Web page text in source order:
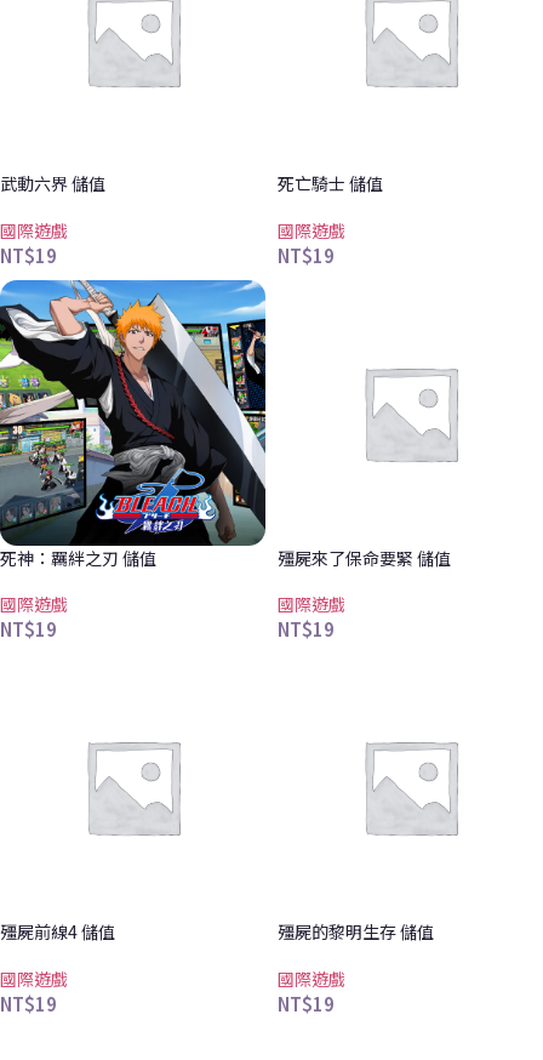
武動六界 儲值
國際遊戲
NT$19
死亡騎士 儲值
國際遊戲
NT$19
死神：羈絆之刃 儲值
國際遊戲
NT$19
殭屍來了保命要緊 儲值
國際遊戲
NT$19
殭屍前線4 儲值
國際遊戲
NT$19
殭屍的黎明生存 儲值
國際遊戲
NT$19